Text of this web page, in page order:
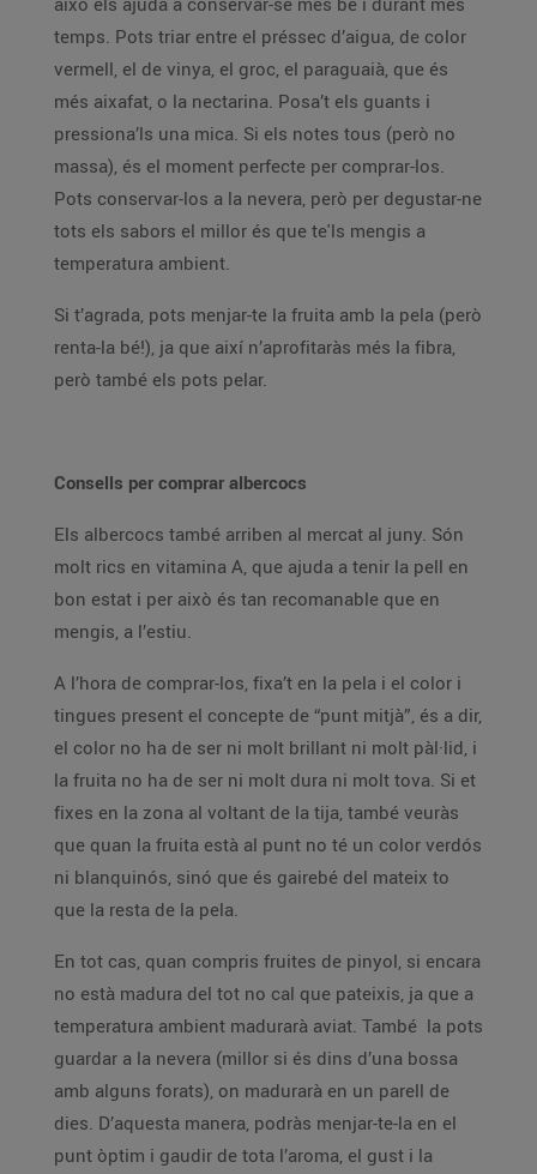
temps. Pots triar entre el préssec d’aigua, de color
vermell, el de vinya, el groc, el paraguaià, que és
més aixafat, o la nectarina. Posa’t els guants i
pressiona’ls una mica. Si els notes tous (però no
massa), és el moment perfecte per comprar-los.
Pots conservar-los a la nevera, però per degustar-ne
tots els sabors el millor és que te'ls mengis a
temperatura ambient.
Si t’agrada, pots menjar-te la fruita amb la pela (però
renta-la bé!), ja que així n’aprofitaràs més la fibra,
però també els pots pelar.
Consells per comprar albercocs
Els albercocs també arriben al mercat al juny. Són
molt rics en vitamina A, que ajuda a tenir la pell en
bon estat i per això és tan recomanable que en
mengis, a l’estiu.
A l’hora de comprar-los, fixa’t en la pela i el color i
tingues present el concepte de “punt mitjà”, és a dir,
el color no ha de ser ni molt brillant ni molt pàl·lid, i
la fruita no ha de ser ni molt dura ni molt tova. Si et
fixes en la zona al voltant de la tija, també veuràs
que quan la fruita està al punt no té un color verdós
ni blanquinós, sinó que és gairebé del mateix to
que la resta de la pela.
En tot cas, quan compris fruites de pinyol, si encara
no està madura del tot no cal que pateixis, ja que a
temperatura ambient madurarà aviat. També la pots
guardar a la nevera (millor si és dins d’una bossa
amb alguns forats), on madurarà en un parell de
dies. D’aquesta manera, podràs menjar-te-la en el
punt òptim i gaudir de tota l’aroma, el gust i la